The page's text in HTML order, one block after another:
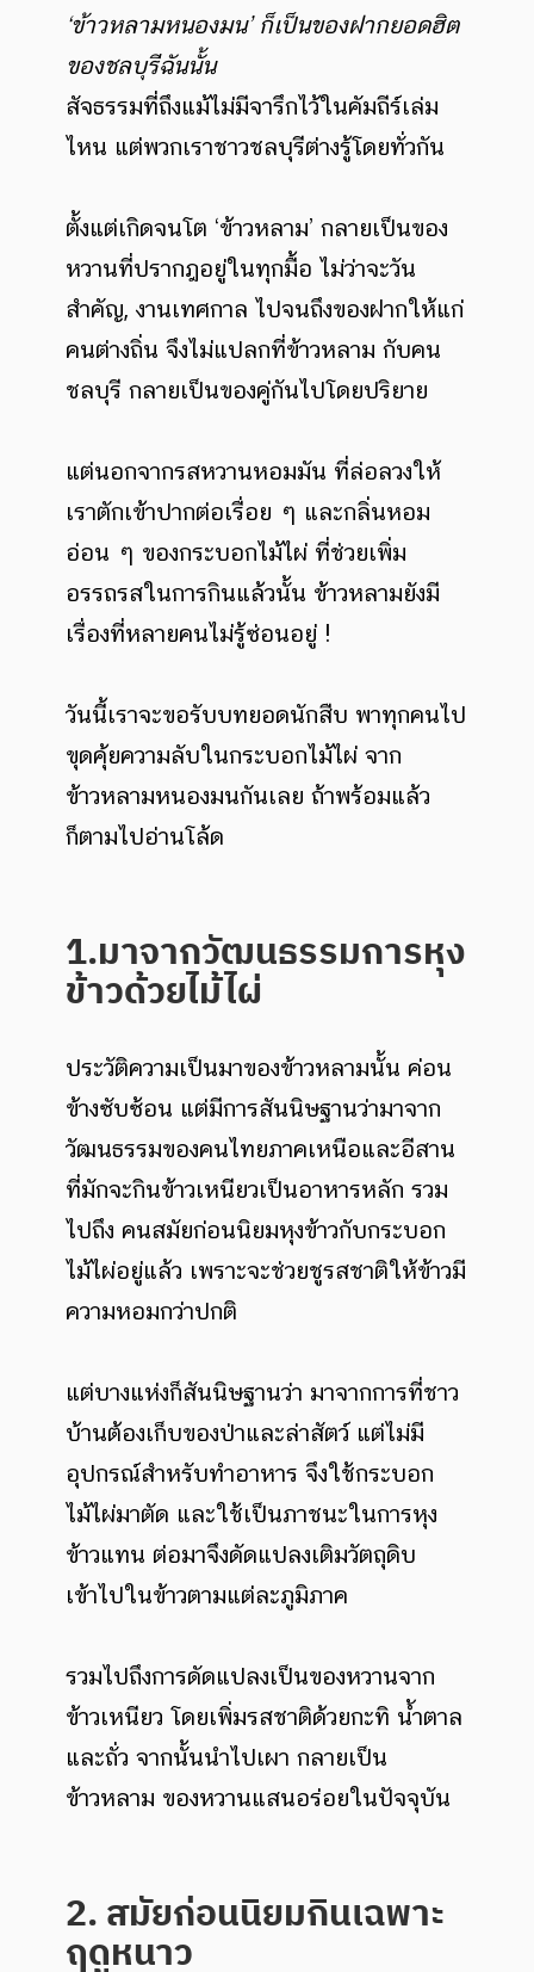
‘ข้าวหลามหนองมน’ ก็เป็นของฝากยอดฮิต
ของชลบุรีฉันนั้น
สัจธรรมที่ถึงแม้ไม่มีจารึกไว้ในคัมถีร์เล่ม
ไหน แต่พวกเราชาวชลบุรีต่างรู้โดยทั่วกัน
ตั้งแต่เกิดจนโต ‘ข้าวหลาม’ กลายเป็นของ
หวานที่ปรากฎอยู่ในทุกมื้อ ไม่ว่าจะวัน
สำคัญ, งานเทศกาล ไปจนถึงของฝากให้แก่
คนต่างถิ่น จึงไม่แปลกที่ข้าวหลาม กับคน
ชลบุรี กลายเป็นของคู่กันไปโดยปริยาย
แต่นอกจากรสหวานหอมมัน ที่ล่อลวงให้
เราตักเข้าปากต่อเรื่อย ๆ และกลิ่นหอม
อ่อน ๆ ของกระบอกไม้ไผ่ ที่ช่วยเพิ่ม
อรรถรสในการกินแล้วนั้น ข้าวหลามยังมี
เรื่องที่หลายคนไม่รู้ซ่อนอยู่ !
วันนี้เราจะขอรับบทยอดนักสืบ พาทุกคนไป
ขุดคุ้ยความลับในกระบอกไม้ไผ่ จาก
ข้าวหลามหนองมนกันเลย ถ้าพร้อมแล้ว
ก็ตามไปอ่านโล้ด
1.มาจากวัฒนธรรมการหุง
ข้าวด้วยไม้ไผ่
ประวัติความเป็นมาของข้าวหลามนั้น ค่อน
ข้างซับซ้อน แต่มีการสันนิษฐานว่ามาจาก
วัฒนธรรมของคนไทยภาคเหนือและอีสาน
ที่มักจะกินข้าวเหนียวเป็นอาหารหลัก รวม
ไปถึง คนสมัยก่อนนิยมหุงข้าวกับกระบอก
ไม้ไผ่อยู่แล้ว เพราะจะช่วยชูรสชาติให้ข้าวมี
ความหอมกว่าปกติ
แต่บางแห่งก็สันนิษฐานว่า มาจากการที่ชาว
บ้านต้องเก็บของป่าและล่าสัตว์ แต่ไม่มี
อุปกรณ์สำหรับทำอาหาร จึงใช้กระบอก
ไม้ไผ่มาตัด และใช้เป็นภาชนะในการหุง
ข้าวแทน ต่อมาจึงดัดแปลงเติมวัตถุดิบ
เข้าไปในข้าวตามแต่ละภูมิภาค
รวมไปถึงการดัดแปลงเป็นของหวานจาก
ข้าวเหนียว โดยเพิ่มรสชาติด้วยกะทิ น้ำตาล
และถั่ว จากนั้นนำไปเผา กลายเป็น
ข้าวหลาม ของหวานแสนอร่อยในปัจจุบัน
2. สมัยก่อนนิยมกินเฉพาะ
ฤดูหนาว